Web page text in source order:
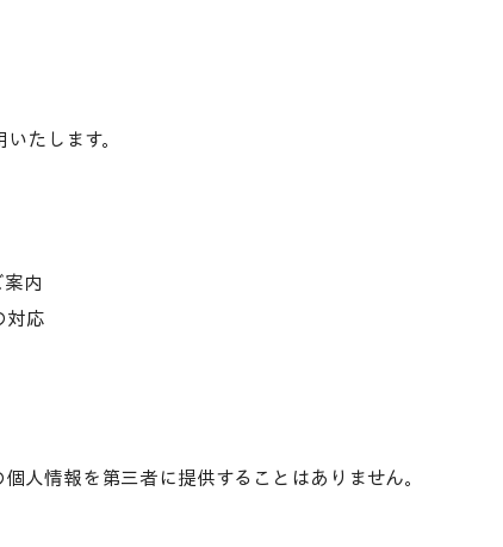
たします。
内
対応
人情報を第三者に提供することはありません。